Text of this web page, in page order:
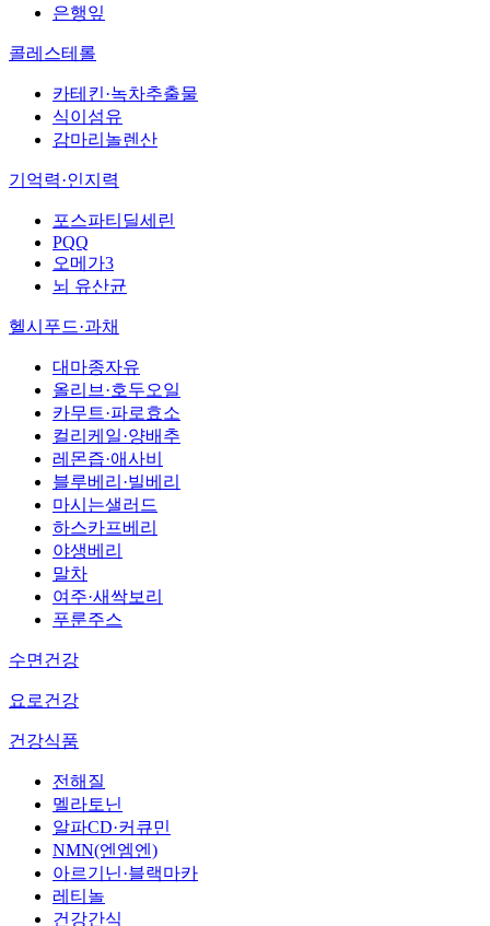
은행잎
콜레스테롤
카테킨·녹차추출물
식이섬유
감마리놀렌산
기억력·인지력
포스파티딜세린
PQQ
오메가3
뇌 유산균
헬시푸드·과채
대마종자유
올리브·호두오일
카무트·파로효소
컬리케일·양배추
레몬즙·애사비
블루베리·빌베리
마시는샐러드
하스카프베리
야생베리
말차
여주·새싹보리
푸룬주스
수면건강
요로건강
건강식품
전해질
멜라토닌
알파CD·커큐민
NMN(엔엠엔)
아르기닌·블랙마카
레티놀
건강간식